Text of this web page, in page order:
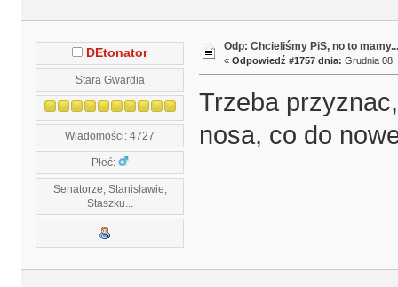
DEtonator
Stara Gwardia
Wiadomości: 4727
Płeć:
Senatorze, Stanisławie,
Staszku...
Odp: Chcieliśmy PiS, no to
« Odpowiedź #1757 dnia: Grudnia 08,
Trzeba
nosa, co do